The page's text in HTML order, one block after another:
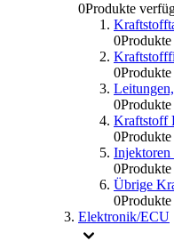
0Produkte
0
0
0
Kraftstoff
0
0
Übrige
0
Elektronik/ECU